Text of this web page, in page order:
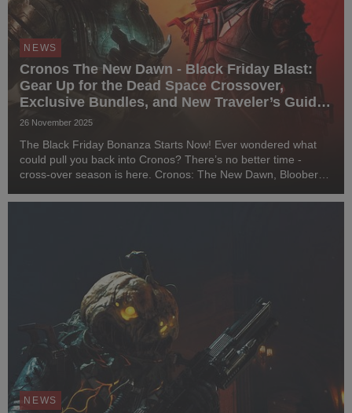
NEWS
Cronos The New Dawn - Black Friday Blast:
Gear Up for the Dead Space Crossover,
Exclusive Bundles, and New Traveler’s Guide
Video
26 November 2025
The Black Friday Bonanza Starts Now! Ever wondered what
could pull you back into Cronos? There’s no better time -
cross-over season is here. Cronos: The New Dawn, Bloober
Space in a must-have survival bundle. Th...
NEWS